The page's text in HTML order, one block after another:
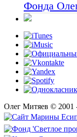
Фонда
Олег Митяев © 2001